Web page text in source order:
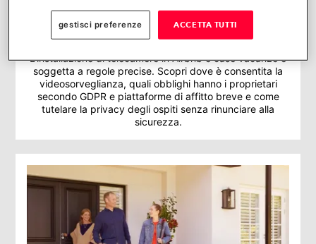
Telecamere negli Airbnb e Case Vacanze:
obblighi legali per i proprietari e diritti degli
ospiti
L’installazione di telecamere in Airbnb e case vacanze è
soggetta a regole precise. Scopri dove è consentita la
videosorveglianza, quali obblighi hanno i proprietari
secondo GDPR e piattaforme di affitto breve e come
tutelare la privacy degli ospiti senza rinunciare alla
sicurezza.
gestisci preferenze ACCETTA TUTTI